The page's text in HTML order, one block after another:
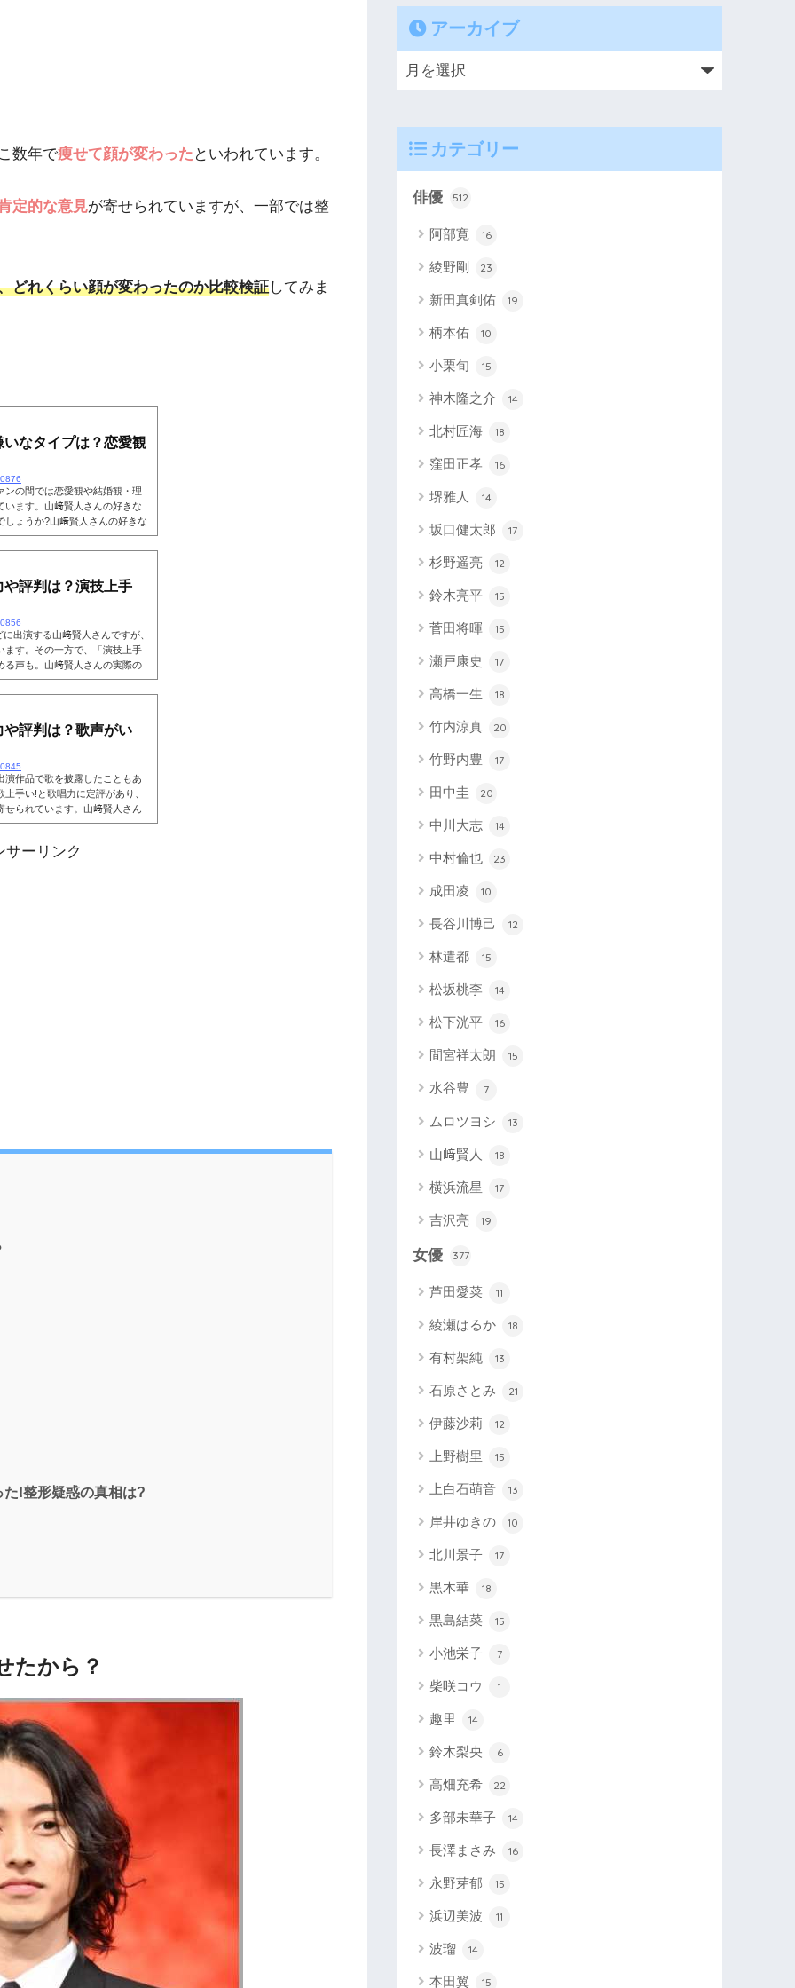
数年で痩せて顔が変わった といわれています。
定的な意見が寄せられていますが、一部では整
どれくらい顔が変わったのか比較検証してみま
なタイプは？恋愛観
ンの間では恋愛観や結婚観・理
います。山﨑賢人さんの好きな
ょうか?山﨑賢人さんの好きな
紹介します。こちらも読まれて
ファンであれば、どんな女性な
うな女性が好みだと明かして
評判は？演技上手
出演する山﨑賢人さんですが、
ます。その一方で、「演技上手
る声も。山﨑賢人さんの実際の
品の動画を確認して山﨑賢人さ
ています。山﨑賢人は演技下
となった山﨑賢人さんです
評判は？歌声がい
演作品で歌を披露したこともあ
手い!と歌唱力に定評があり、
せられています。山﨑賢人さん
こちらも読まれています。山﨑
「歌上手い」と歌唱力を褒め
サーリンク
!整形疑惑の真相は?
たから？
アーカイブ
カテゴリー
俳優 512
阿部寛 16
綾野剛 23
新田真剣佑 19
柄本佑 10
小栗旬 15
神木隆之介 14
北村匠海 18
窪田正孝 16
堺雅人 14
坂口健太郎 17
杉野遥亮 12
鈴木亮平 15
菅田将暉 15
瀬戸康史 17
高橋一生 18
竹内涼真 20
竹野内豊 17
田中圭 20
中川大志 14
中村倫也 23
成田凌 10
長谷川博己 12
林遣都 15
松坂桃李 14
松下洸平 16
間宮祥太朗 15
水谷豊 7
ムロツヨシ 13
山﨑賢人 18
横浜流星 17
吉沢亮 19
女優 377
芦田愛菜 11
綾瀬はるか 18
有村架純 13
石原さとみ 21
伊藤沙莉 12
上野樹里 15
上白石萌音 13
岸井ゆきの 10
北川景子 17
黒木華 18
黒島結菜 15
小池栄子 7
柴咲コウ 1
趣里 14
鈴木梨央 6
高畑充希 22
多部未華子 14
長澤まさみ 16
永野芽郁 15
浜辺美波 11
波瑠 14
本田翼 15